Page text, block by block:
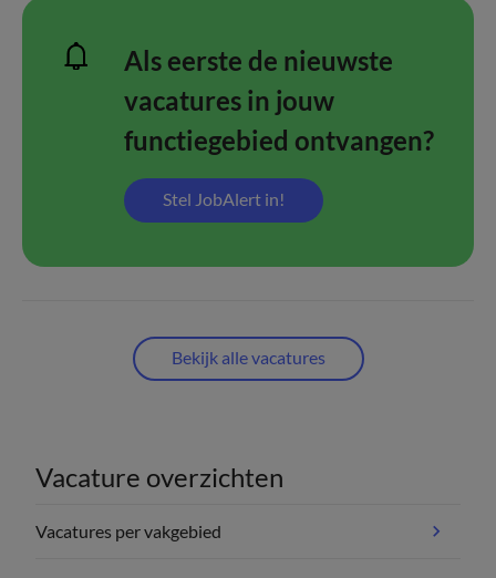
Als eerste de nieuwste
vacatures in jouw
functiegebied ontvangen?
Stel JobAlert in!
Bekijk alle vacatures
Vacature overzichten
Vacatures per vakgebied